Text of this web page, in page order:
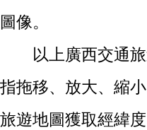
圖像。
以上廣西交通
指拖移、放大、縮
旅遊地圖獲取經緯度